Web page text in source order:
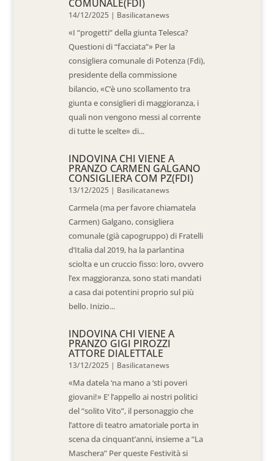
COMUNALE(FDI)
14/12/2025 | Basilicatanews
«I “progetti” della giunta Telesca?
Questioni di “facciata”» Per la
consigliera comunale di Potenza (Fdi),
presidente della commissione
bilancio, «C’è uno scollamento tra
giunta e consiglieri di maggioranza, i
quali non vengono messi al corrente
di tutte le scelte» di...
INDOVINA CHI VIENE A
PRANZO CARMEN GALGANO
CONSIGLIERA COM PZ(FDI)
13/12/2025 | Basilicatanews
Carmela (ma per favore chiamatela
Carmen) Galgano, consigliera
comunale (già capogruppo) di Fratelli
d’Italia dal 2019, ha la parlantina
sciolta e un cruccio fisso: loro, ovvero
l’ex maggioranza, sono stati mandati
a casa dai potentini proprio sul più
bello. Inizio...
INDOVINA CHI VIENE A
PRANZO GIGI PIROZZI
ATTORE DIALETTALE
13/12/2025 | Basilicatanews
«Ma datela ‘na mano a ‘sti poveri
giovani!» E’ l’appello ai nostri politici
del “solito Vito”, il personaggio che
l’attore di teatro amatoriale porta in
scena da cinquant’anni, insieme a “La
Maschera” Per queste Festività si